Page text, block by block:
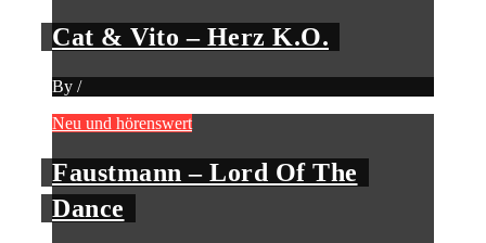
Cat & Vito – Herz K.O.
By /
Neu und hörenswert
Faustmann – Lord Of The
Dance